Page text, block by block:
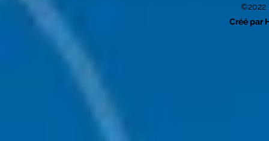
©2022
Créé par